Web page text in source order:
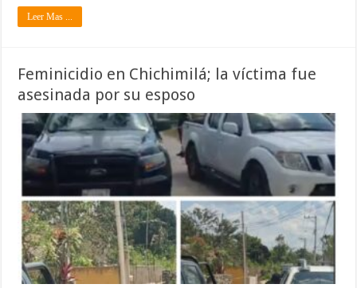
Leer Mas ...
Feminicidio en Chichimilá; la víctima fue
asesinada por su esposo